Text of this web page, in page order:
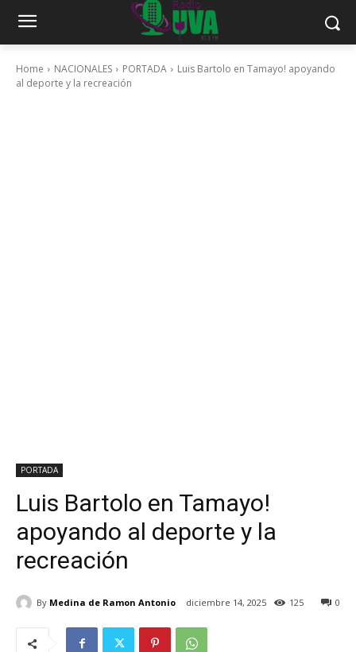
Home NACIONALES PORTADA
Luis Bartolo en Tamayo! apoyando
al deporte y la recreación
PORTADA
Luis Bartolo en Tamayo!
apoyando al deporte y la
recreación
By Medina de Ramon Antonio diciembre 14, 2025 0
125